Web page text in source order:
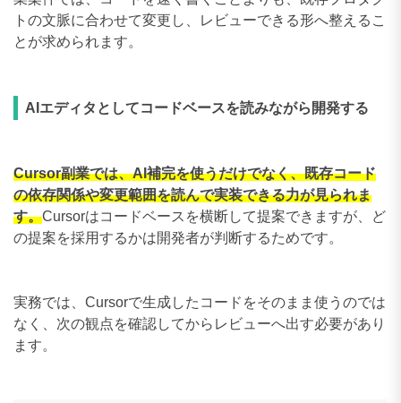
トの文脈に合わせて変更し、レビューできる形へ整えるこ
とが求められます。
AIエディタとしてコードベースを読みながら開発する
Cursor副業では、AI補完を使うだけでなく、既存コード
の依存関係や変更範囲を読んで実装できる力が見られま
す。Cursorはコードベースを横断して提案できますが、ど
の提案を採用するかは開発者が判断するためです。
実務では、Cursorで生成したコードをそのまま使うのでは
なく、次の観点を確認してからレビューへ出す必要があり
ます。